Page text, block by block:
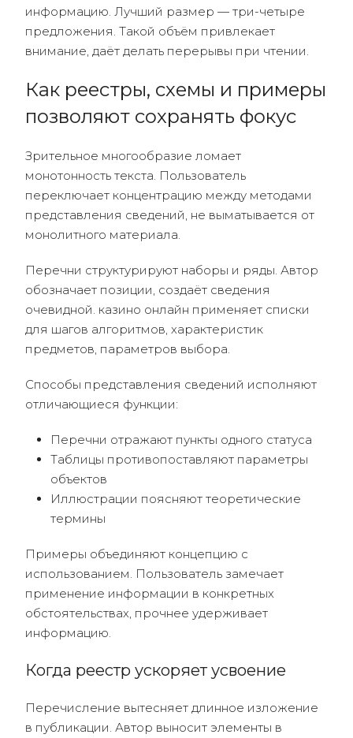
информацию. Лучший размер — три-четыре
предложения. Такой объём привлекает
внимание, даёт делать перерывы при чтении.
Как реестры, схемы и примеры
позволяют сохранять фокус
Зрительное многообразие ломает
монотонность текста. Пользователь
переключает концентрацию между методами
представления сведений, не выматывается от
монолитного материала.
Перечни структурируют наборы и ряды. Автор
обозначает позиции, создаёт сведения
очевидной. казино онлайн применяет списки
для шагов алгоритмов, характеристик
предметов, параметров выбора.
Способы представления сведений исполняют
отличающиеся функции:
Перечни отражают пункты одного статуса
Таблицы противопоставляют параметры
объектов
Иллюстрации поясняют теоретические
термины
Примеры объединяют концепцию с
использованием. Пользователь замечает
применение информации в конкретных
обстоятельствах, прочнее удерживает
информацию.
Когда реестр ускоряет усвоение
Перечисление вытесняет длинное изложение
в публикации. Автор выносит элементы в